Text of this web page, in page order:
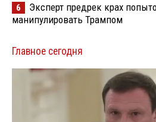
6
Эксперт предрек крах
манипулировать Трампом
Главное сегодня